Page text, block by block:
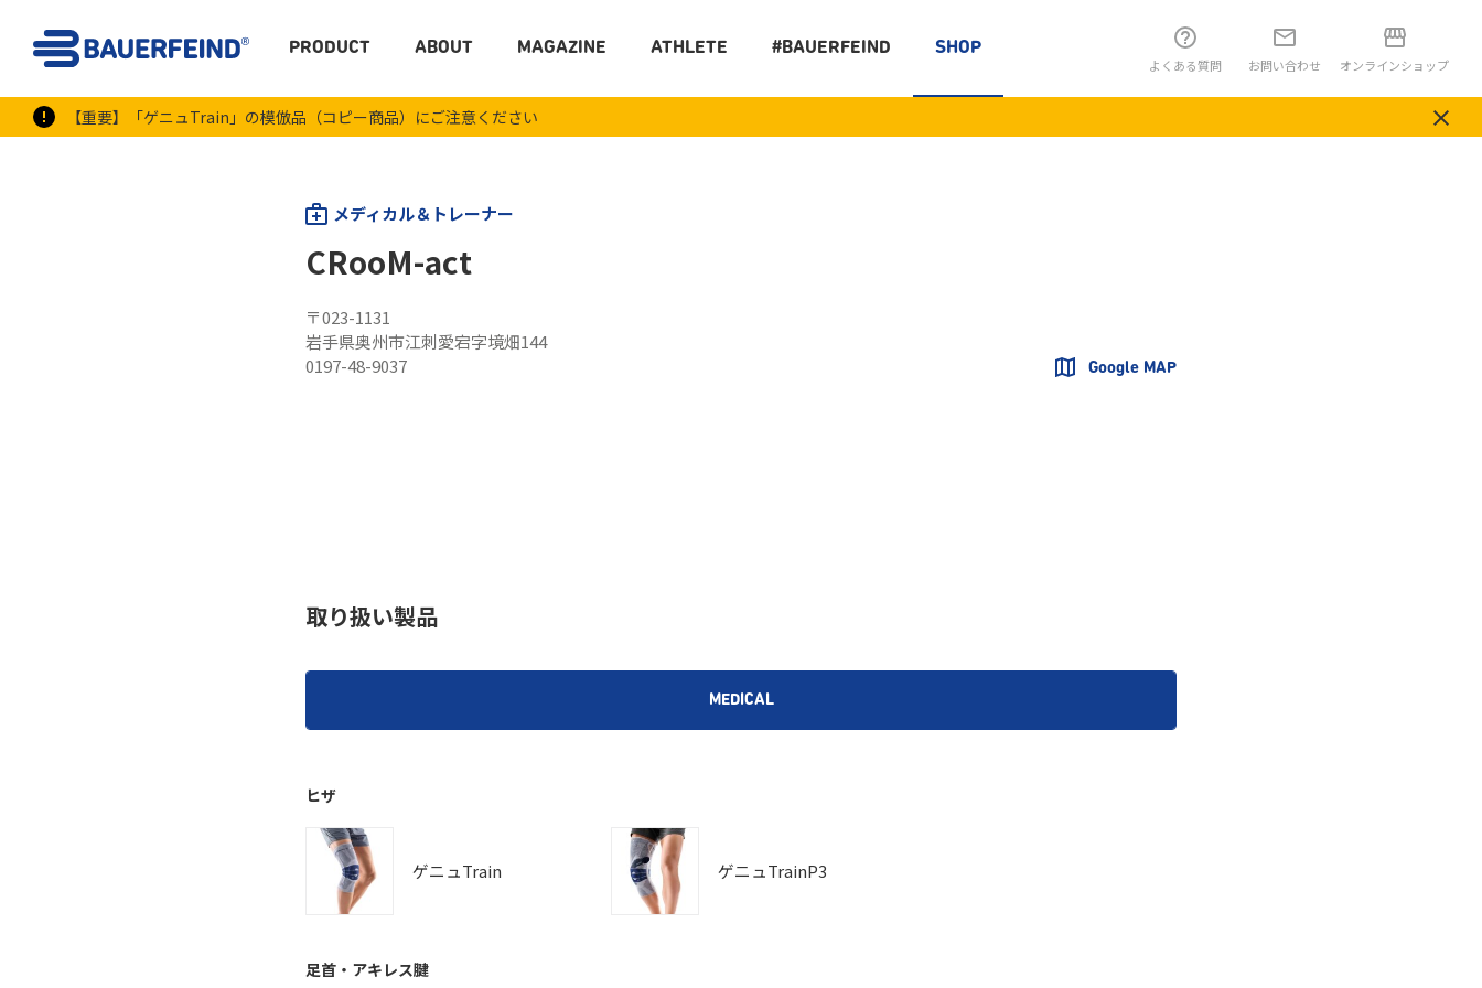
【重要】「ゲニュTrain」の模倣品（コピー商品）にご注意ください
PRODUCT ABOUT MAGAZINE ATHLETE #BAUERFEIND SHOP
よくある質問 お問い合わせ オンラインショップ
メディカル＆トレーナー
CRooM-act
〒023-1131
岩手県奥州市江刺愛宕字境畑144
0197-48-9037
Google MAP
取り扱い製品
MEDICAL
ヒザ
ゲニュTrain ゲニュTrainP3
足首・アキレス腱